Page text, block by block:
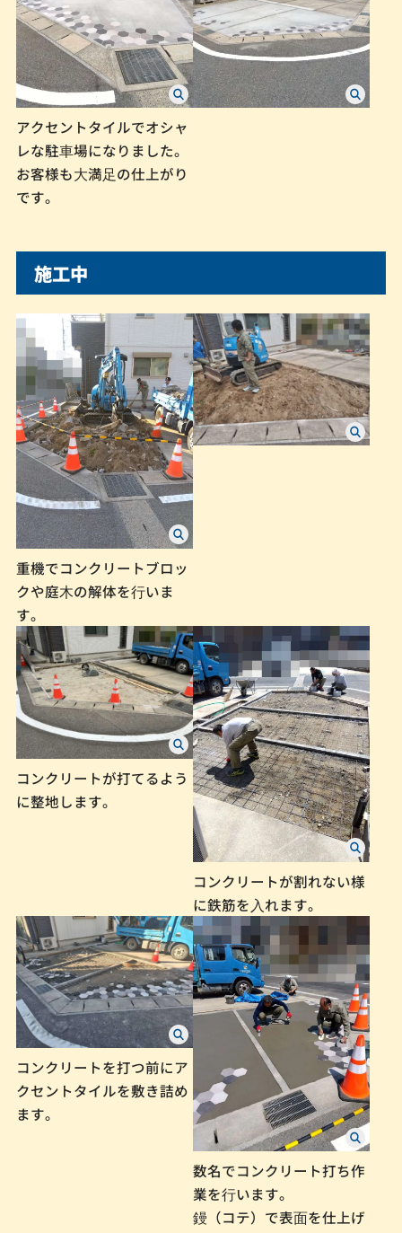
アクセントタイルでオシャ
レな駐⾞場になりました。
お客様も⼤満⾜の仕上がり
です。
施工中
重機でコンクリートブロッ
クや庭⽊の解体を⾏いま
す。
コンクリートが打てるよう
に整地します。
コンクリートが割れない様
に鉄筋を⼊れます。
コンクリートを打つ前にア
クセントタイルを敷き詰め
ます。
数名でコンクリート打ち作
業を⾏います。
鏝（コテ）で表⾯を仕上げ